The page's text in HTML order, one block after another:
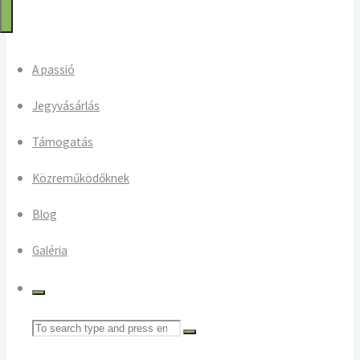
A passió
Jegyvásárlás
Támogatás
Közreműködőknek
Blog
Galéria
Search